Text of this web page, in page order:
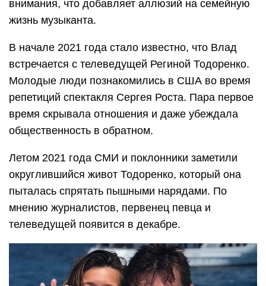
внимания, что добавляет аллюзий на семейную
жизнь музыканта.
В начале 2021 года стало известно, что Влад
встречается с телеведущей Региной Тодоренко.
Молодые люди познакомились в США во время
репетиций спектакля Сергея Роста. Пара первое
время скрывала отношения и даже убеждала
общественность в обратном.
Летом 2021 года СМИ и поклонники заметили
округлившийся живот Тодоренко, который она
пыталась спрятать пышными нарядами. По
мнению журналистов, первенец певца и
телеведущей появится в декабре.